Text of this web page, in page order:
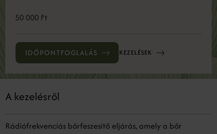
50 000 Ft
IDŐPONTFOGLALÁS KEZELÉSEK
A kezelésről
Rádiófrekvenciás bőrfeszesítő eljárás, amely a bőr